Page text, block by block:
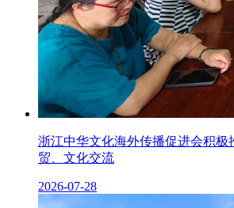
浙江中华文化海外传播促进会积极
贸、文化交流
2026-07-28